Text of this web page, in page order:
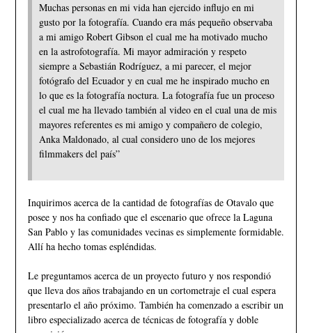
Muchas personas en mi vida han ejercido influjo en mi
gusto por la fotografía. Cuando era más pequeño observaba
a mi amigo Robert Gibson el cual me ha motivado mucho
en la astrofotografía. Mi mayor admiración y respeto
siempre a Sebastián Rodríguez, a mi parecer, el mejor
fotógrafo del Ecuador y en cual me he inspirado mucho en
lo que es la fotografía noctura. La fotografía fue un proceso
el cual me ha llevado también al video en el cual una de mis
mayores referentes es mi amigo y compañero de colegio,
Anka Maldonado, al cual considero uno de los mejores
filmmakers del país”
Inquirimos acerca de la cantidad de fotografías de Otavalo que
posee y nos ha confiado que el escenario que ofrece la Laguna
San Pablo y las comunidades vecinas es simplemente formidable.
Allí ha hecho tomas espléndidas.
Le preguntamos acerca de un proyecto futuro y nos respondió
que lleva dos años trabajando en un cortometraje el cual espera
presentarlo el año próximo. También ha comenzado a escribir un
libro especializado acerca de técnicas de fotografía y doble